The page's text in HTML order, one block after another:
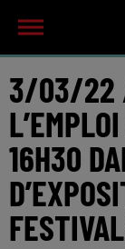
3/03/22 /
16H30